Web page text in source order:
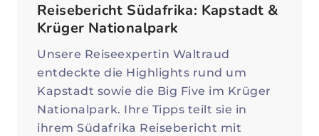
Reisebericht Südafrika: Kapstadt &
Krüger Nationalpark
Unsere Reiseexpertin Waltraud
entdeckte die Highlights rund um
Kapstadt sowie die Big Five im Krüger
Nationalpark. Ihre Tipps teilt sie in
ihrem Südafrika Reisebericht mit